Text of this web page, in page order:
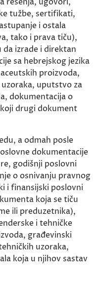
tužbe, sertifikati,
i ostala
tako i prava tiču),
izrade i direktan
sa hebrejskog jezika
proizvoda,
uputstvo za
dokumentacija o
drugi dokument
a odmah posle
dokumentacije
godišnji poslovni
o osnivanju pravnog
i finansijski poslovni
koja se tiču
ili preduzetnika),
i tehničke
građevinski
uzoraka,
koja u njihov sastav